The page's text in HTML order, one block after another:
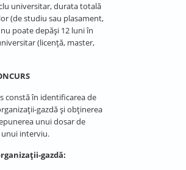
universitar, durata totală
(de studiu sau plasament,
poate depăși 12 luni în
(licență, master,
constă în identificarea de
gazdă și obținerea
unui dosar de
unui interviu.
gazdă: